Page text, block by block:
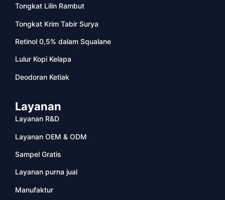
Tongkat Lilin Rambut
Tongkat Krim Tabir Surya
Retinol 0,5% dalam Squalane
Lulur Kopi Kelapa
Deodoran Ketiak
Layanan
Layanan R&D
Layanan OEM & ODM
Sampel Gratis
Layanan purna jual
Manufaktur